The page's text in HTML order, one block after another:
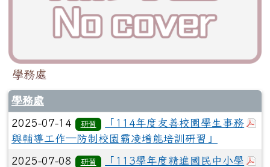
學務處
學務處
2025-07-14 研習
「114年度友善校園學生事務
與輔導工作─防制校園霸凌增能培訓研習」
2025-07-08 研習
「113學年度精進國民中小學